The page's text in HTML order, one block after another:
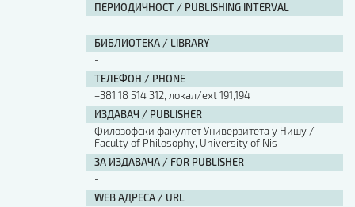
ПЕРИОДИЧНОСТ / PUBLISHING INTERVAL
-
БИБЛИОТЕКА / LIBRARY
-
ТЕЛЕФОН / PHONE
+381 18 514 312, локал/ext 191,194
ИЗДАВАЧ / PUBLISHER
Филозофски факултет Универзитета у Нишу /
Faculty of Philosophy, University of Nis
ЗА ИЗДАВАЧА / FOR PUBLISHER
-
WEB АДРЕСА / URL